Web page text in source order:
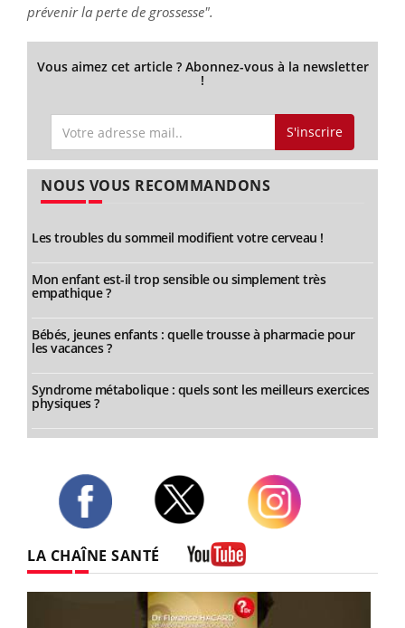
prévenir la perte de grossesse".
Vous aimez cet article ? Abonnez-vous à la newsletter
!
S'inscrire
NOUS VOUS RECOMMANDONS
Les troubles du sommeil modifient votre cerveau !
Mon enfant est-il trop sensible ou simplement très
empathique ?
Bébés, jeunes enfants : quelle trousse à pharmacie pour
les vacances ?
Syndrome métabolique : quels sont les meilleurs exercices
physiques ?
LA CHAÎNE SANTÉ